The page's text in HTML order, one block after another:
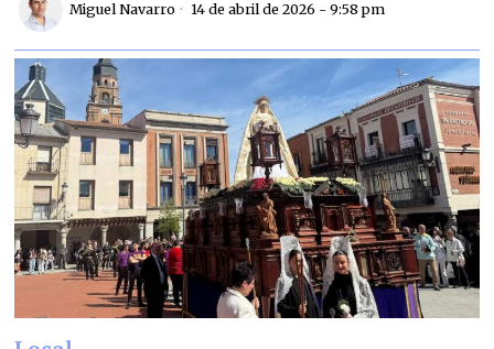
Miguel Navarro 14 de abril de 2026 - 9:58 pm